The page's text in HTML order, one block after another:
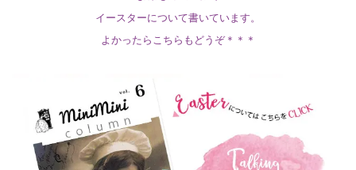
イースターについて書いています。
よかったらこちらもどうぞ＊＊＊